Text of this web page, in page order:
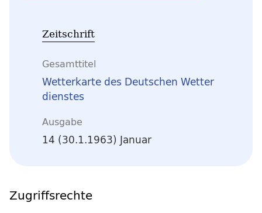
Zeitschrift
Gesamttitel
Wetterkarte des Deutschen Wetter
dienstes
Ausgabe
14 (30.1.1963) Januar
Zugriffsrechte